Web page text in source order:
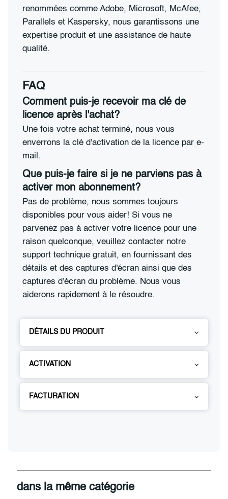
renommées comme Adobe, Microsoft, McAfee,
Parallels et Kaspersky, nous garantissons une
expertise produit et une assistance de haute
qualité.
FAQ
Comment puis-je recevoir ma clé de
licence après l'achat?
Une fois votre achat terminé, nous vous
enverrons la clé d'activation de la licence par e-
mail.
Que puis-je faire si je ne parviens pas à
activer mon abonnement?
Pas de problème, nous sommes toujours
disponibles pour vous aider! Si vous ne
parvenez pas à activer votre licence pour une
raison quelconque, veuillez contacter notre
support technique gratuit, en fournissant des
détails et des captures d'écran ainsi que des
captures d'écran du problème. Nous vous
aiderons rapidement à le résoudre.
DÉTAILS DU PRODUIT
ACTIVATION
FACTURATION
dans la même catégorie